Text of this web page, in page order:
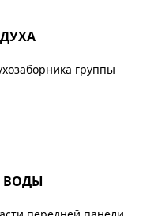
группы
ВОДЫ